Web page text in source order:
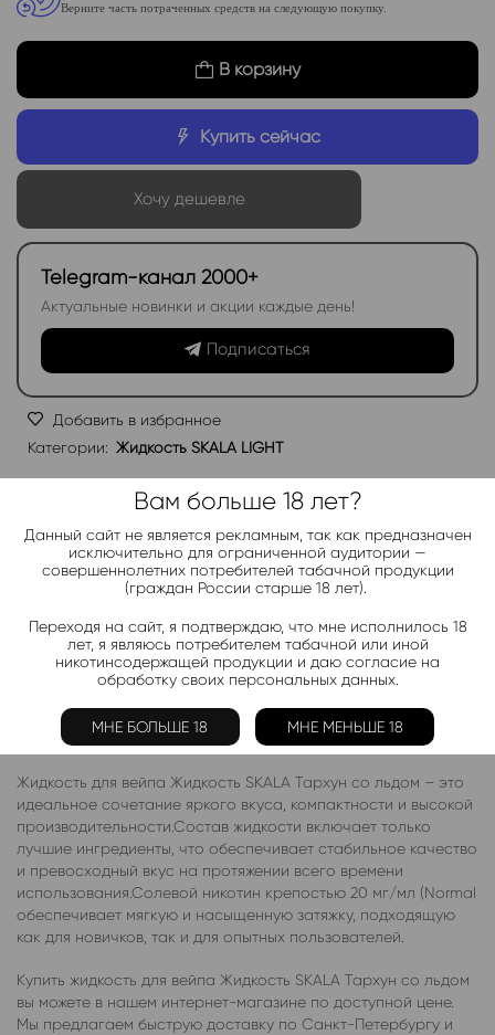
Верните часть потраченных средств на следующую покупку.
В корзину
Купить сейчас
Хочу дешевле
Telegram-канал 2000+
Актуальные новинки и акции каждые день!
Подписаться
Добавить в избранное
Категории: Жидкость SKALA LIGHT
Бабл-Гам,Банан,Виноград, Вишня
Киви , Клубника ,Лимон,Манго,Мороженое ,Мята,Персик,
Фруктовые,Яблоко,Ягодные
Ананас
Персик,Черника,Яблоко
Описание Отзывы (0)
Жидкость для вейпа Жидкость SKALA Тархун со льдом – это
идеальное сочетание яркого вкуса, компактности и высокой
производительности.Состав жидкости включает только
лучшие ингредиенты, что обеспечивает стабильное качество
и превосходный вкус на протяжении всего времени
использования.Солевой никотин крепостью 20 мг/мл (Normal
обеспечивает мягкую и насыщенную затяжку, подходящую
как для новичков, так и для опытных пользователей.
Купить жидкость для вейпа Жидкость SKALA Тархун со льдом
вы можете в нашем интернет-магазине по доступной цене.
Мы предлагаем быструю доставку по Санкт-Петербургу и
Вам больше 18 лет?
Данный сайт не является рекламным, так как предназначен
исключительно для ограниченной аудитории —
совершеннолетних потребителей табачной продукции
(граждан России старше 18 лет).
Переходя на сайт, я подтверждаю, что мне исполнилось 18
лет, я являюсь потребителем табачной или иной
никотинсодержащей продукции и даю согласие на
обработку своих персональных данных.
МНЕ БОЛЬШЕ 18 МНЕ МЕНЬШЕ 18